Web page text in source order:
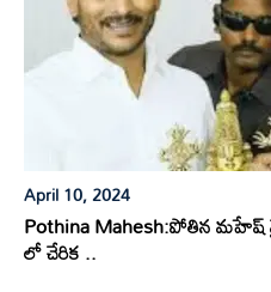
April 10, 2024
Pothina Mahesh:పోతిన మహేష్
లో చేరిక ..